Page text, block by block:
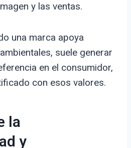
y las ventas.
una marca apoya
suele generar
en el consumidor,
con esos valores.
la
y